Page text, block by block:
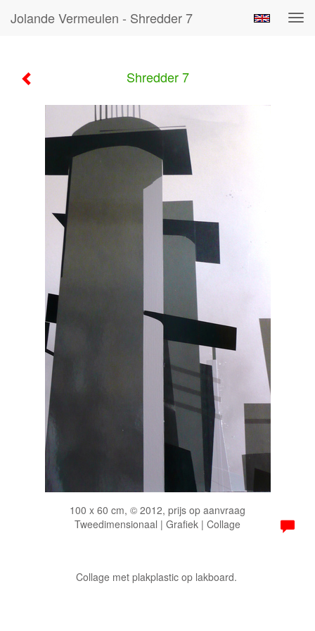
Jolande Vermeulen - Shredder 7
Shredder 7
100 x 60 cm, © 2012, prijs op aanvraag
Tweedimensionaal | Grafiek | Collage
Collage met plakplastic op lakboard.